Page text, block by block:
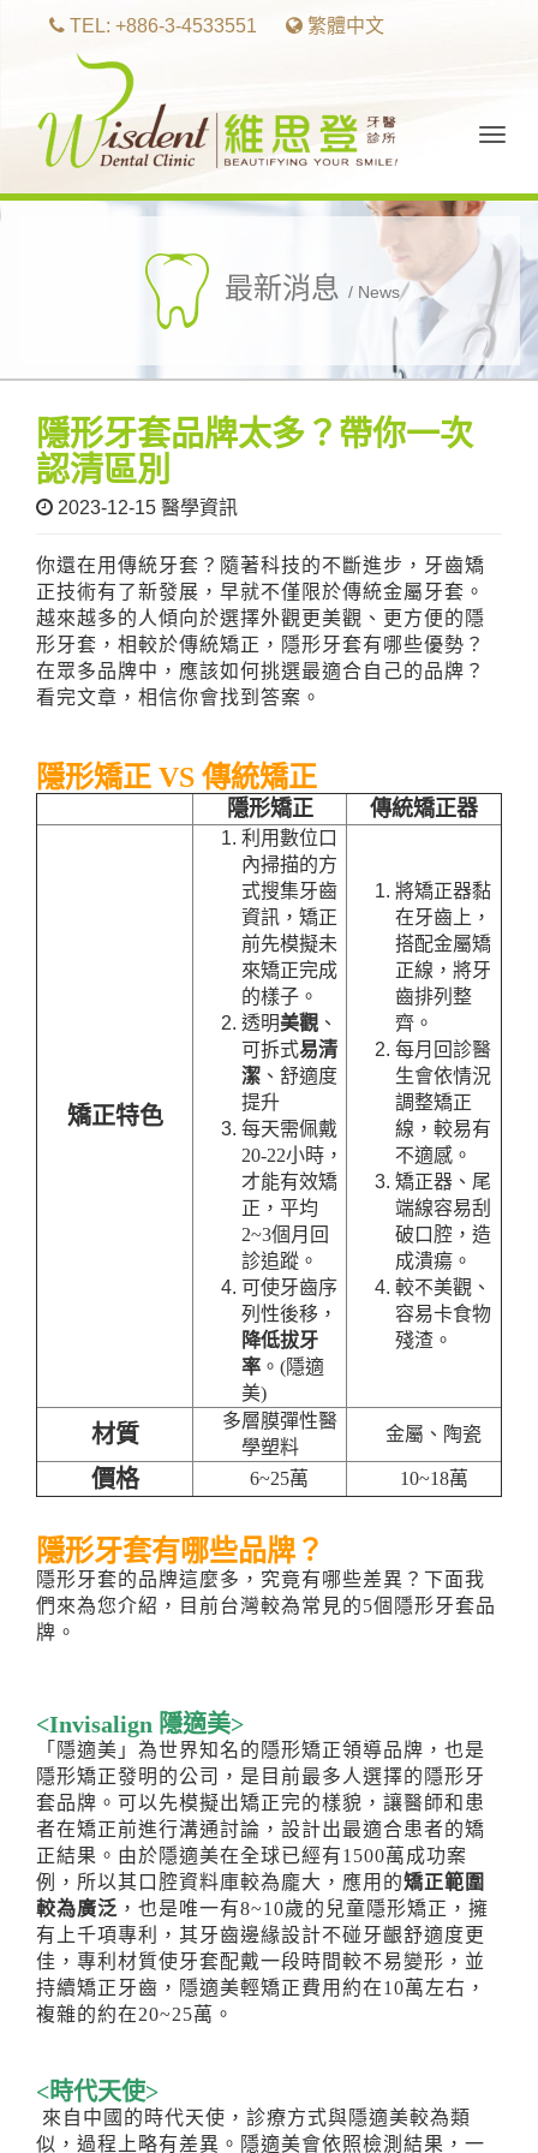
TEL: +886-3-4533551 繁體中文
最新消息 / News
隱形牙套品牌太多？帶你一次
認清區別
2023-12-15 醫學資訊
你還在用傳統牙套？隨著科技的不斷進步，牙齒矯
正技術有了新發展，早就不僅限於傳統金屬牙套。
越來越多的人傾向於選擇外觀更美觀、更方便的隱
形牙套，相較於傳統矯正，隱形牙套有哪些優勢？
在眾多品牌中，應該如何挑選最適合自己的品牌？
看完文章，相信你會找到答案。
隱形矯正 VS 傳統矯正
隱形矯正 傳統矯正器
矯正特色
利用數位口
內掃描的方
式搜集牙齒
資訊，矯正
前先模擬未
來矯正完成
的樣子。
透明美觀 、
可拆式易清
潔 、舒適度
提升
每天需佩戴
20-22小時，
才能有效矯
正，平均
2~3個月回
診追蹤。
可使牙齒序
列性後移，
降低拔牙
率 。(隱適
美)
將矯正器黏
在牙齒上，
搭配金屬矯
正線，將牙
齒排列整
齊。
每月回診醫
生會依情況
調整矯正
線，較易有
不適感。
矯正器、尾
端線容易刮
破口腔，造
成潰瘍。
較不美觀、
容易卡食物
殘渣。
材質
多層膜彈性醫
學塑料
金屬、陶瓷
價格 6~25萬 10~18萬
隱形牙套有哪些品牌？
隱形牙套的品牌這麼多，究竟有哪些差異？下面我
們來為您介紹，目前台灣較為常見的5個隱形牙套品
牌。
<Invisalign 隱適美>
「隱適美」為世界知名的隱形矯正領導品牌，也是
隱形矯正發明的公司，是目前最多人選擇的隱形牙
套品牌。可以先模擬出矯正完的樣貌，讓醫師和患
者在矯正前進行溝通討論，設計出最適合患者的矯
正結果。由於隱適美在全球已經有1500萬成功案
例，所以其口腔資料庫較為龐大，應用的矯正範圍
較為廣泛 ，也是唯一有8~10歲的兒童隱形矯正，擁
有上千項專利，其牙齒邊緣設計不碰牙齦舒適度更
佳，專利材質使牙套配戴一段時間較不易變形，並
持續矯正牙齒，隱適美輕矯正費用約在10萬左右，
複雜的約在20~25萬。
<時代天使>
來自中國的時代天使，診療方式與隱適美較為類
似，過程上略有差異。隱適美會依照檢測結果，一